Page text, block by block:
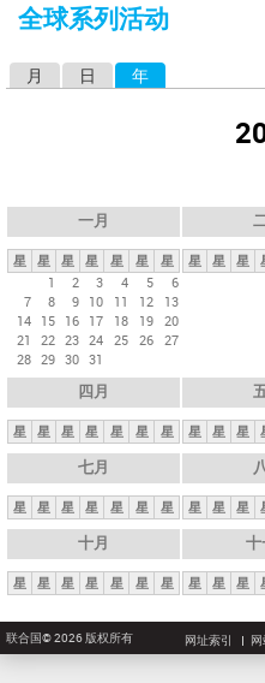
这
全球系列活动
月 日 年
一月
星 星 星 星 星 星
星
1
2 3 4 5
6
7
8 9 10 11 12
13
14 15 16 17 18 19 20
21
22 23 24 25 26 27
28 29 30 31
星 星 星
四月
星 星 星 星 星 星 星 星 星 星
七月
星 星 星 星 星 星 星 星 星 星
十月
星 星 星 星 星 星 星
十
星 星 星
联合国© 2026 版权所有 网址索引